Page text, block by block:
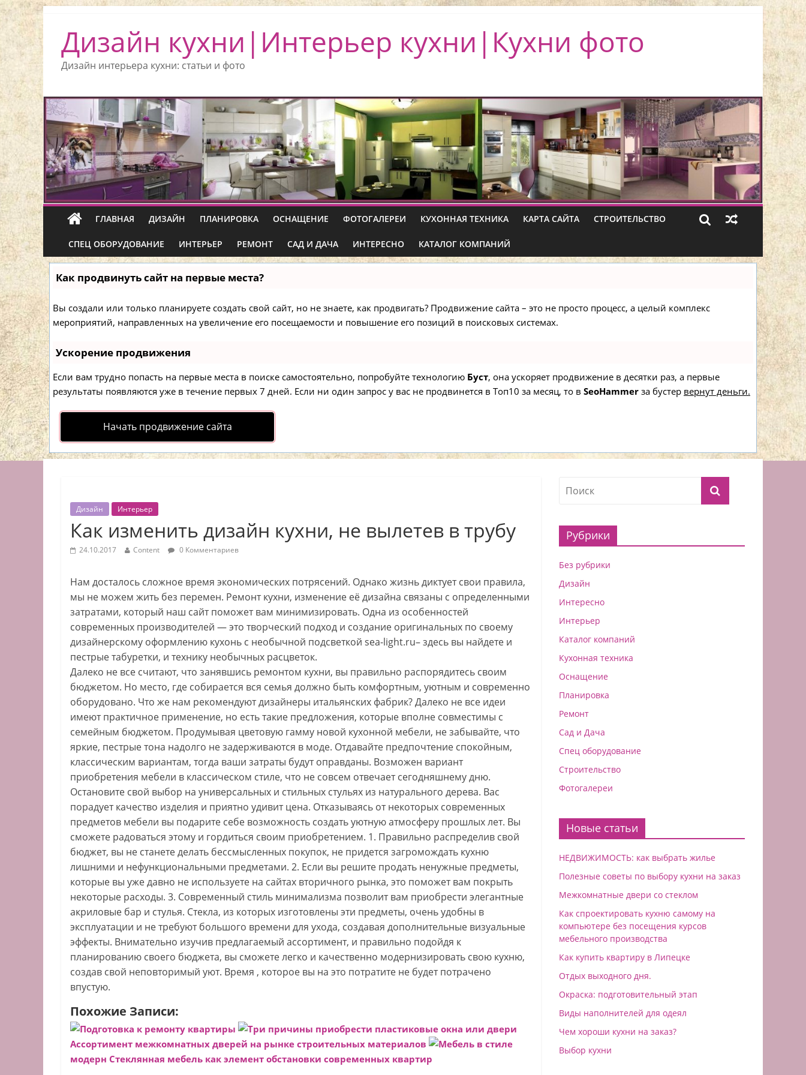
Дизайн кухни|Интерьер кухни|Кухни фото
Дизайн интерьера кухни: статьи и фото
ГЛАВНАЯ ДИЗАЙН ПЛАНИРОВКА ОСНАЩЕНИЕ ФОТОГАЛЕРЕИ КУХОННАЯ ТЕХНИКА КАРТА САЙТА СТРОИТЕЛЬСТВО
СПЕЦ ОБОРУДОВАНИЕ ИНТЕРЬЕР РЕМОНТ САД И ДАЧА ИНТЕРЕСНО КАТАЛОГ КОМПАНИЙ
Как продвинуть сайт на первые места?
Вы создали или только планируете создать свой сайт, но не знаете, как продвигать? Продвижение сайта – это не просто процесс, а целый комплекс
мероприятий, направленных на увеличение его посещаемости и повышение его позиций в поисковых системах.
Ускорение продвижения
Если вам трудно попасть на первые места в поиске самостоятельно, попробуйте технологию Буст, она ускоряет продвижение в десятки раз, а первые
результаты появляются уже в течение первых 7 дней. Если ни один запрос у вас не продвинется в Топ10 за месяц, то в SeoHammer за бустер вернут деньги.
Начать продвижение сайта
Дизайн Интерьер
Как изменить дизайн кухни, не вылетев в трубу
24.10.2017 Content 0 Комментариев
Нам досталось сложное время экономических потрясений. Однако жизнь диктует свои правила,
мы не можем жить без перемен. Ремонт кухни, изменение её дизайна связаны с определенными
затратами, который наш сайт поможет вам минимизировать. Одна из особенностей
современных производителей — это творческий подход и создание оригинальных по своему
дизайнерскому оформлению кухонь с необычной подсветкой sea-light.ru– здесь вы найдете и
пестрые табуретки, и технику необычных расцветок.
Далеко не все считают, что занявшись ремонтом кухни, вы правильно распорядитесь своим
бюджетом. Но место, где собирается вся семья должно быть комфортным, уютным и современно
оборудовано. Что же нам рекомендуют дизайнеры итальянских фабрик? Далеко не все идеи
имеют практичное применение, но есть такие предложения, которые вполне совместимы с
семейным бюджетом. Продумывая цветовую гамму новой кухонной мебели, не забывайте, что
яркие, пестрые тона надолго не задерживаются в моде. Отдавайте предпочтение спокойным,
классическим вариантам, тогда ваши затраты будут оправданы. Возможен вариант
приобретения мебели в классическом стиле, что не совсем отвечает сегодняшнему дню.
Остановите свой выбор на универсальных и стильных стульях из натурального дерева. Вас
порадует качество изделия и приятно удивит цена. Отказываясь от некоторых современных
предметов мебели вы подарите себе возможность создать уютную атмосферу прошлых лет. Вы
сможете радоваться этому и гордиться своим приобретением. 1. Правильно распределив свой
бюджет, вы не станете делать бессмысленных покупок, не придется загромождать кухню
лишними и нефункциональными предметами. 2. Если вы решите продать ненужные предметы,
которые вы уже давно не используете на сайтах вторичного рынка, это поможет вам покрыть
некоторые расходы. 3. Современный стиль минимализма позволит вам приобрести элегантные
акриловые бар и стулья. Стекла, из которых изготовлены эти предметы, очень удобны в
эксплуатации и не требуют большого времени для ухода, создавая дополнительные визуальные
эффекты. Внимательно изучив предлагаемый ассортимент, и правильно подойдя к
планированию своего бюджета, вы сможете легко и качественно модернизировать свою кухню,
создав свой неповторимый уют. Время , которое вы на это потратите не будет потрачено
впустую.
Похожие Записи:
Подготовка к ремонту квартиры
Три причины приобрести пластиковые окна или двери
Ассортимент межкомнатных дверей на рынке строительных материалов
Мебель в стиле
модерн Стеклянная мебель как элемент обстановки современных квартир
Рубрики
Без рубрики
Дизайн
Интересно
Интерьер
Каталог компаний
Кухонная техника
Оснащение
Планировка
Ремонт
Сад и Дача
Спец оборудование
Строительство
Фотогалереи
Новые статьи
НЕДВИЖИМОСТЬ: как выбрать жилье
Полезные советы по выбору кухни на заказ
Межкомнатные двери со стеклом
Как спроектировать кухню самому на
компьютере без посещения курсов
мебельного производства
Как купить квартиру в Липeцкe
Отдых выходного дня.
Окраска: подготовительный этап
Виды наполнителей для одеял
Чем хороши кухни на заказ?
Выбор кухни